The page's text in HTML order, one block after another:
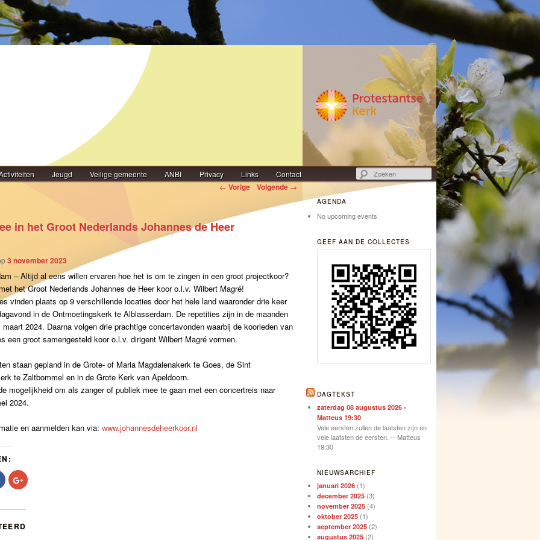
Jeugd Veilige gemeente ANBI Privacy Links Contact
Zoeken
← Vorige Volgende →
in het Groot Nederlands Johannes de Heer
3 november 2023
– Altijd al eens willen ervaren hoe het is om te zingen in een groot projectkoor?
het Groot Nederlands Johannes de Heer koor o.l.v. Wilbert Magré!
vinden plaats op 9 verschillende locaties door het hele land waaronder drie keer
in de Ontmoetingskerk te Alblasserdam. De repetities zijn in de maanden
2024. Daarna volgen drie prachtige concertavonden waarbij de koorleden van
een groot samengesteld koor o.l.v. dirigent Wilbert Magré vormen.
staan gepland in de Grote- of Maria Magdalenakerk te Goes, de Sint
te Zaltbommel en in de Grote Kerk van Apeldoorn.
mogelijkheid om als zanger of publiek mee te gaan met een concertreis naar
2024.
en aanmelden kan via: www.johannesdeheerkoor.nl
Klik
om
in
Klik
om
in
AGENDA
No upcoming events
GEEF AAN DE COLLECTES
DAGTEKST
zaterdag 08 augustus 2026 -
Matteus 19:30
Vele eersten zullen de laatsten zijn en
vele laatsten de eersten. -- Matteus
19:30
NIEUWSARCHIEF
januari 2026 (1)
december 2025 (3)
november 2025 (4)
oktober 2025 (1)
september 2025 (2)
augustus 2025 (2)